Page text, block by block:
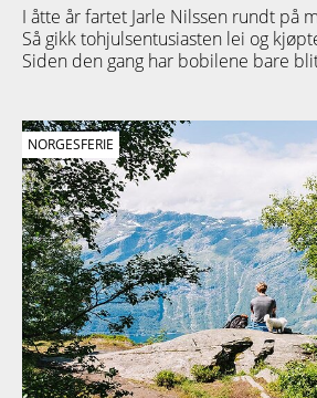
I åtte år fartet Jarle Nilssen rundt på
Så gikk tohjulsentusiasten lei og
Siden den gang har bobilene bare
NORGESFERIE